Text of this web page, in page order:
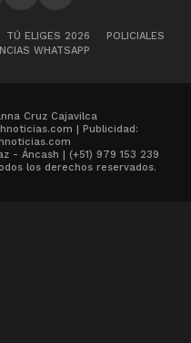
TÚ ELIGES 2026
POLICIALES
WHATSAPP
Cruz Cajavilca
| Publicidad:
- Áncash | (+51) 979 153 239
los derechos reservados.